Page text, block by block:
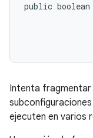
public
Intenta fragmentar
ejecuten en varios